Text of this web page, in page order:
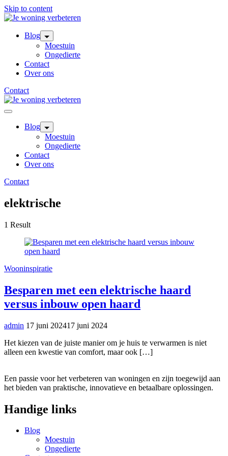
Skip to content
Blog
Moestuin
Ongedierte
Contact
Over ons
Contact
Blog
Moestuin
Ongedierte
Contact
Over ons
Contact
elektrische
1 Result
Wooninspiratie
Besparen met een elektrische haard
versus inbouw open haard
admin 17 juni 202417 juni 2024
Het kiezen van de juiste manier om je huis te verwarmen is niet
alleen een kwestie van comfort, maar ook […]
Een passie voor het verbeteren van woningen en zijn toegewijd aan
het bieden van praktische, innovatieve en betaalbare oplossingen.
Handige links
Blog
Moestuin
Ongedierte